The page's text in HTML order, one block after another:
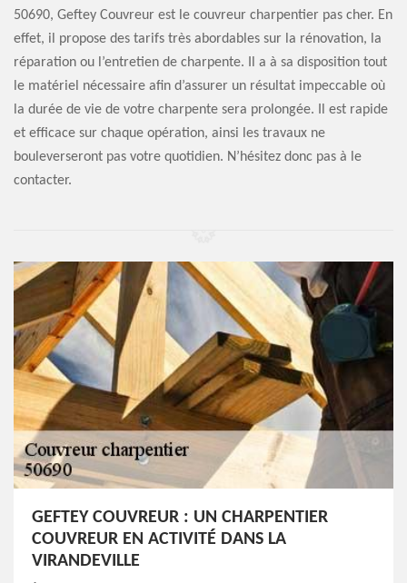
50690, Geftey Couvreur est le couvreur charpentier pas cher. En
effet, il propose des tarifs très abordables sur la rénovation, la
réparation ou l’entretien de charpente. Il a à sa disposition tout
le matériel nécessaire afin d’assurer un résultat impeccable où
la durée de vie de votre charpente sera prolongée. Il est rapide
et efficace sur chaque opération, ainsi les travaux ne
bouleverseront pas votre quotidien. N’hésitez donc pas à le
contacter.
GEFTEY COUVREUR : UN CHARPENTIER
COUVREUR EN ACTIVITÉ DANS LA
VIRANDEVILLE